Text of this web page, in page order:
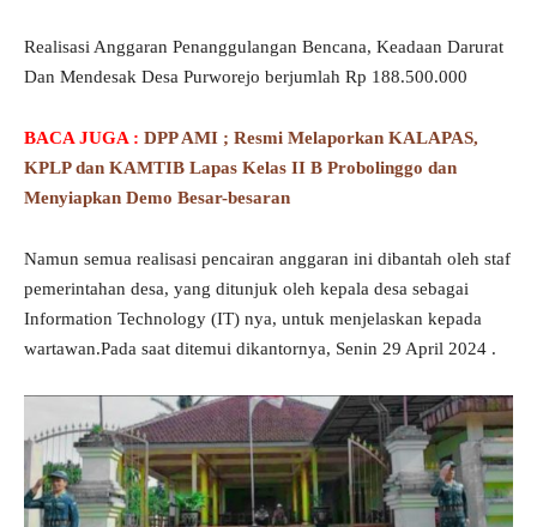
Realisasi Anggaran Penanggulangan Bencana, Keadaan Darurat
Dan Mendesak Desa Purworejo berjumlah Rp 188.500.000
BACA JUGA : DPP AMI ; Resmi Melaporkan KALAPAS,
KPLP dan KAMTIB Lapas Kelas II B Probolinggo dan
Menyiapkan Demo Besar-besaran
Namun semua realisasi pencairan anggaran ini dibantah oleh staf
pemerintahan desa, yang ditunjuk oleh kepala desa sebagai
Information Technology (IT) nya, untuk menjelaskan kepada
wartawan.Pada saat ditemui dikantornya, Senin 29 April 2024 .